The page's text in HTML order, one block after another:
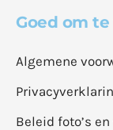
Goed om
Algemene
Beleid foto’s